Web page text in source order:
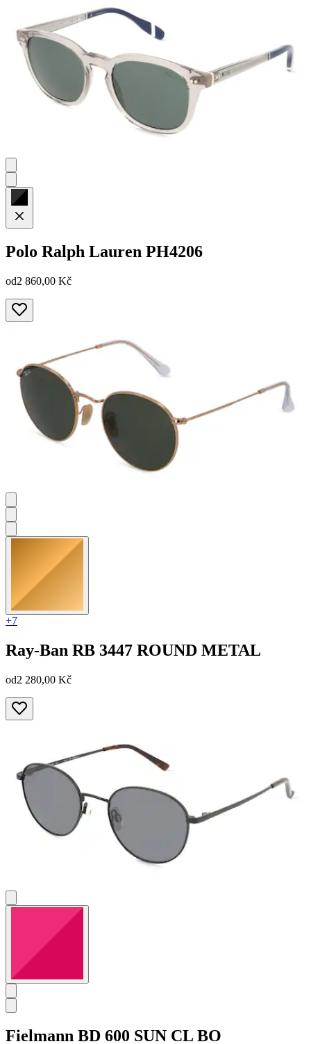
Polo Ralph Lauren PH4206
od2 860,00 Kč
+7
Ray-Ban RB 3447 ROUND METAL
od2 280,00 Kč
Fielmann BD 600 SUN CL BO